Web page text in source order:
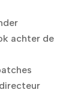
achter de